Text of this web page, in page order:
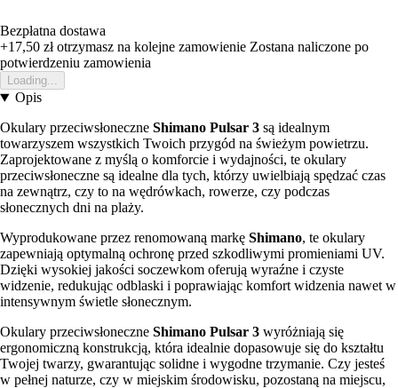
Bezpłatna dostawa
+17,50 złotrzymasz na kolejne zamowienie Zostana naliczone po
potwierdzeniu zamowienia
Loading...
Opis
Okulary przeciwsłoneczne Shimano Pulsar 3 są idealnym
towarzyszem wszystkich Twoich przygód na świeżym powietrzu.
Zaprojektowane z myślą o komforcie i wydajności, te okulary
przeciwsłoneczne są idealne dla tych, którzy uwielbiają spędzać czas
na zewnątrz, czy to na wędrówkach, rowerze, czy podczas
słonecznych dni na plaży.
Wyprodukowane przez renomowaną markę Shimano, te okulary
zapewniają optymalną ochronę przed szkodliwymi promieniami UV.
Dzięki wysokiej jakości soczewkom oferują wyraźne i czyste
widzenie, redukując odblaski i poprawiając komfort widzenia nawet w
intensywnym świetle słonecznym.
Okulary przeciwsłoneczne Shimano Pulsar 3 wyróżniają się
ergonomiczną konstrukcją, która idealnie dopasowuje się do kształtu
Twojej twarzy, gwarantując solidne i wygodne trzymanie. Czy jesteś
w pełnej naturze, czy w miejskim środowisku, pozostaną na miejscu,